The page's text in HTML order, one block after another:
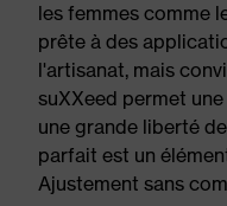
les femmes comme
prête à des
l'artisanat, mais
suXXeed permet
une grande liberté
parfait est un
Ajustement sans